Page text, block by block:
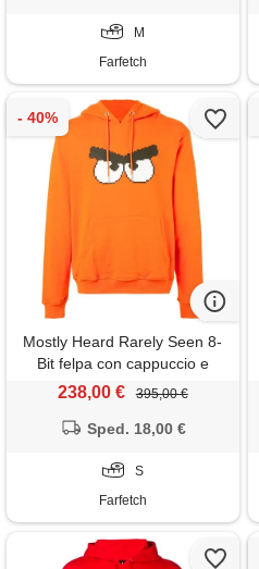
M
Farfetch
Mostly Heard Rarely Seen 8-
Bit felpa con cappuccio e
stampa - giallo
238,00 € 395,00 €
Sped. 18,00 €
S
Farfetch